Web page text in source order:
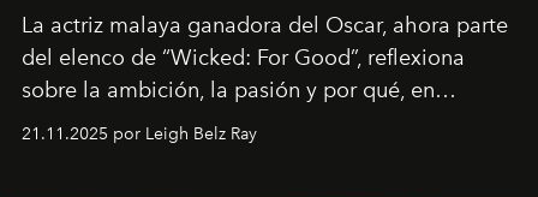
La actriz malaya ganadora del Oscar, ahora parte
del elenco de “Wicked: For Good”, reflexiona
sobre la ambición, la pasión y por qué, en
ocasiones, la introspección puede esperar. “Es
21.11.2025 por Leigh Belz Ray